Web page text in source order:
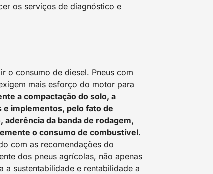
os serviços de diagnóstico e
o consumo de diesel. Pneus com
mais esforço do motor para
a compactação do solo, a
e implementos, pelo fato de
da banda de rodagem,
o consumo de combustível.
com as recomendações do
dos pneus agrícolas, não apenas
a sustentabilidade e rentabilidade a